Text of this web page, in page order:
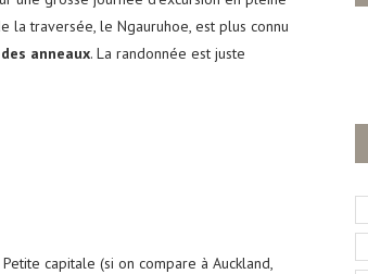
la traversée, le Ngauruhoe, est plus connu
anneaux. La randonnée est juste
capitale (si on compare à Auckland,